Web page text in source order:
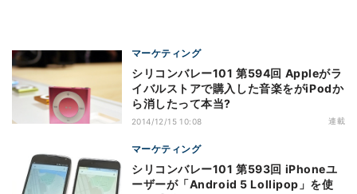
マーケティング
シリコンバレー101 第594回 Appleがラ
イバルストアで購入した音楽をがiPodか
ら消したって本当?
2014/12/15 10:08 連載
マーケティング
シリコンバレー101 第593回 iPhoneユ
ーザーが「Android 5 Lollipop」を使